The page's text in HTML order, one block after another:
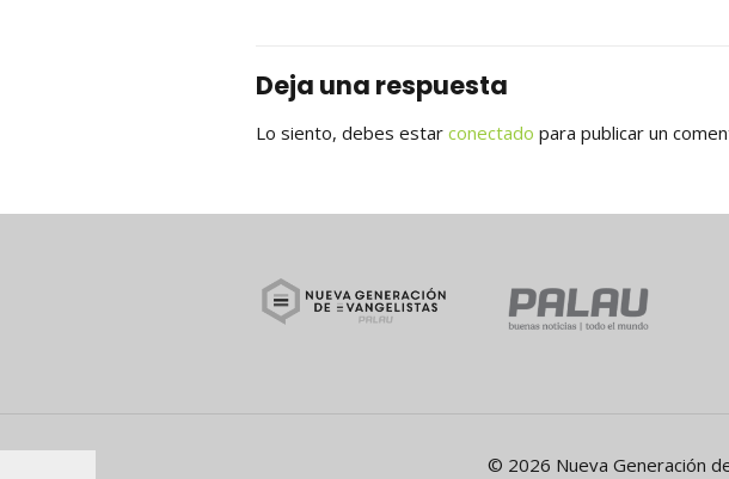
Deja una respuesta
Lo siento, debes estar conectado para publicar un
© 2026 Nueva Generación